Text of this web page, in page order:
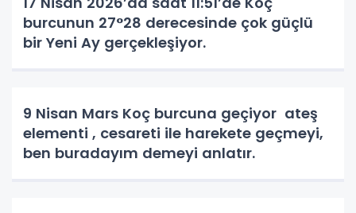
burcunun 27°28 derecesinde çok güçlü
bir Yeni Ay gerçekleşiyor.
9 Nisan Mars Koç burcuna geçiyor ateş
elementi , cesareti ile harekete geçmeyi,
ben buradayım demeyi anlatır.